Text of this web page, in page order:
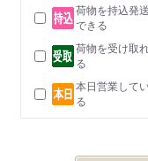
荷物を持込発送
できる
荷物を受け取
る
本日営業して
る